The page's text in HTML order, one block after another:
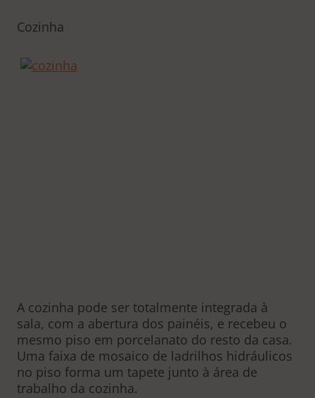
Cozinha
A cozinha pode ser totalmente integrada à
sala, com a abertura dos painéis, e recebeu o
mesmo piso em porcelanato do resto da casa.
Uma faixa de mosaico de ladrilhos hidráulicos
no piso forma um tapete junto à área de
trabalho da cozinha.